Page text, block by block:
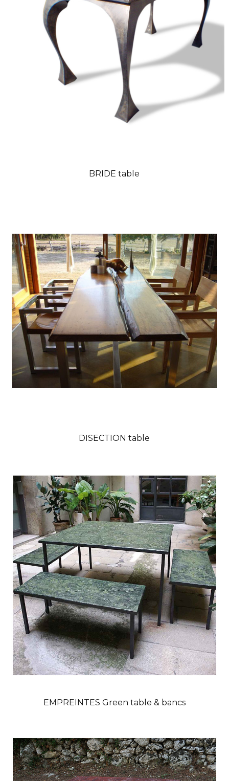
BRIDE table
DISECTION table
EMPREINTES Green table & bancs